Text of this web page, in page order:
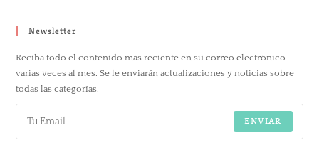
Newsletter
Reciba todo el contenido más reciente en su correo electrónico
varias veces al mes. Se le enviarán actualizaciones y noticias sobre
todas las categorías.
ENVIAR